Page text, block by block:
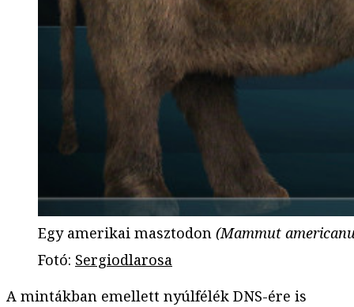
Egy amerikai masztodon (Mammut
Fotó: Sergiodlarosa
A mintákban emellett nyúlfélék DNS-ére is